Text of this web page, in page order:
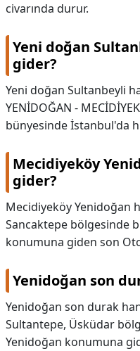
civarında durur.
Yeni doğan
gider?
Yeni doğan Sultanbeyli
YENİDOĞAN -
bünyesinde İstanbul'da
Mecidiyeköy
gider?
Mecidiyeköy Yenidoğan
Sancaktepe bölgesinde
konumuna giden son
Yenidoğan son
Yenidoğan son durak
Sultantepe, Üsküdar
Yenidoğan konumuna